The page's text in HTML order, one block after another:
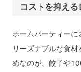
コストを抑え
ホームパーティーに
リーズナブルな食
めなのが、餃子や